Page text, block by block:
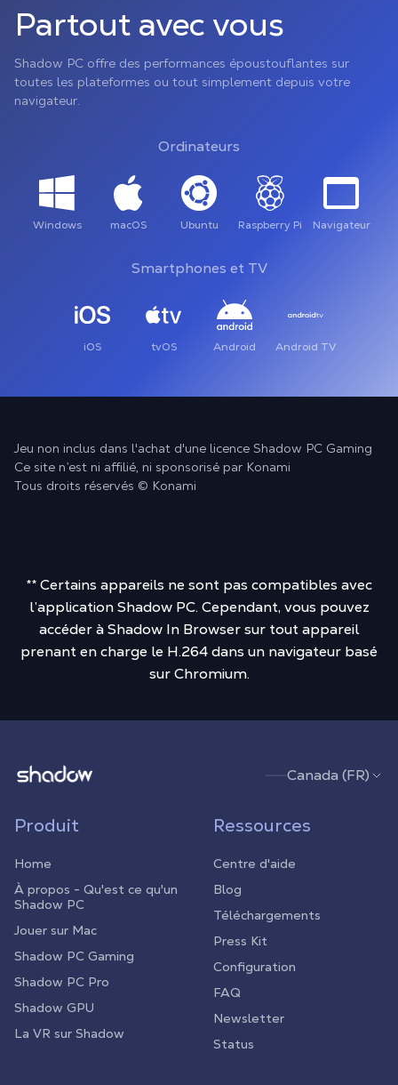
Partout avec vous
Shadow PC offre des performances époustouflantes sur
toutes les plateformes ou tout simplement depuis votre
navigateur.
Ordinateurs
Windows macOS Ubuntu Raspberry Pi Navigateur
Smartphones et TV
iOS tvOS Android Android TV
Jeu non inclus dans l'achat d'une licence Shadow PC Gaming
Ce site n’est ni affilié, ni sponsorisé par Konami
Tous droits réservés © Konami
** Certains appareils ne sont pas compatibles avec
l’application Shadow PC. Cependant, vous pouvez
accéder à Shadow In Browser sur tout appareil
prenant en charge le H.264 dans un navigateur basé
sur Chromium.
Shadow.tech Canada (FR)
Produit
Home
À propos - Qu'est ce qu'un
Shadow PC
Jouer sur Mac
Shadow PC Gaming
Shadow PC Pro
Shadow GPU
La VR sur Shadow
Ressources
Centre d'aide
Blog
Téléchargements
Press Kit
Configuration
FAQ
Newsletter
Status